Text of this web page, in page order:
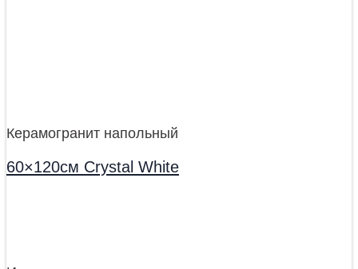
Керамогранит напольный
60×120см Crystal White